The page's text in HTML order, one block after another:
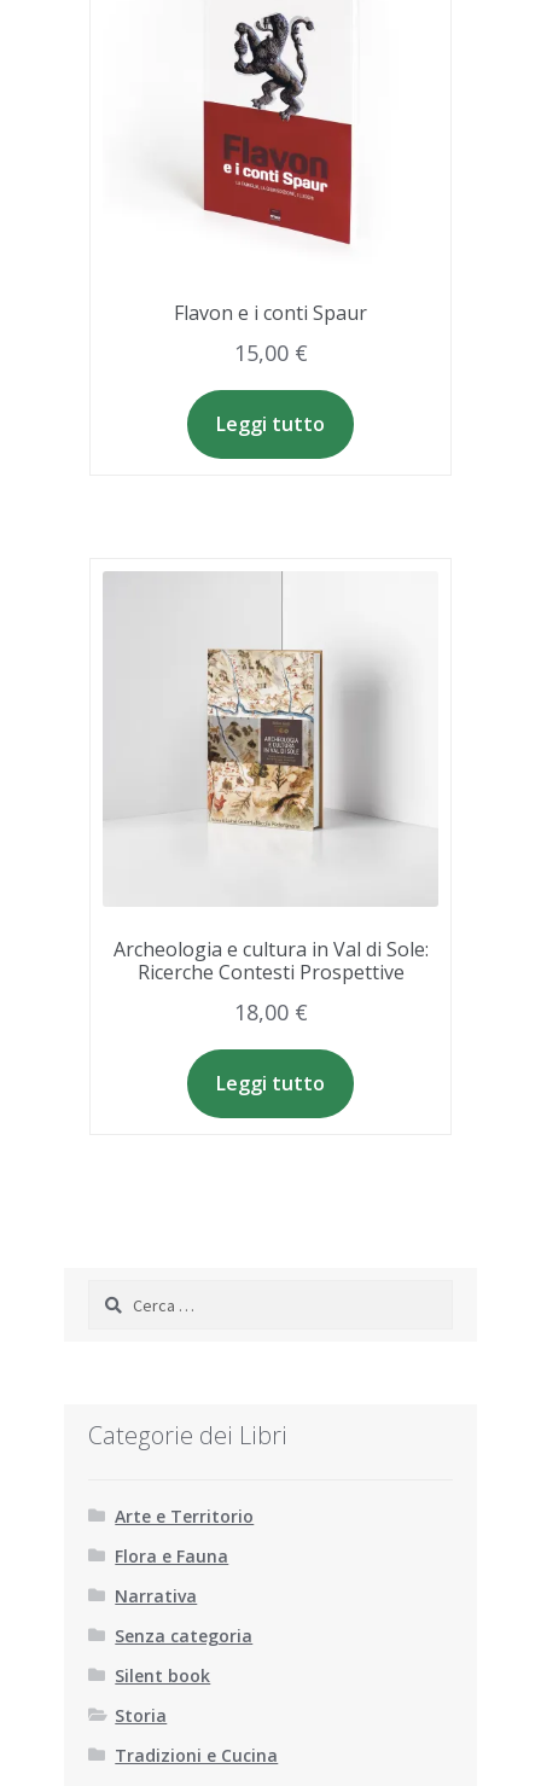
Flavon e i conti Spaur
15,00 €
Leggi tutto
Archeologia e cultura in Val di Sole:
Ricerche Contesti Prospettive
18,00 €
Leggi tutto
Ricerca
per:
Categorie dei Libri
Arte e Territorio
Flora e Fauna
Narrativa
Senza categoria
Silent book
Storia
Tradizioni e Cucina